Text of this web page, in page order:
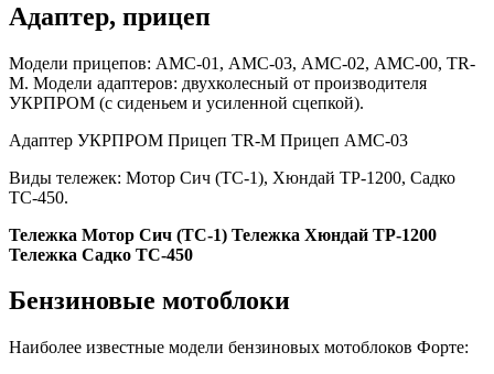
Адаптер, прицеп
Модели прицепов: АМС-01, АМС-03, АМС-02, АМС-00, TR-
M. Модели адаптеров: двухколесный от производителя
УКРПРОМ (с сиденьем и усиленной сцепкой).
Адаптер УКРПРОМ Прицеп TR-M Прицеп АМС-03
Виды тележек: Мотор Сич (ТС-1), Хюндай ТР-1200, Садко
ТС-450.
Тележка Мотор Сич (ТС-1) Тележка Хюндай ТР-1200
Тележка Садко ТС-450
Бензиновые мотоблоки
Наиболее известные модели бензиновых мотоблоков Форте: